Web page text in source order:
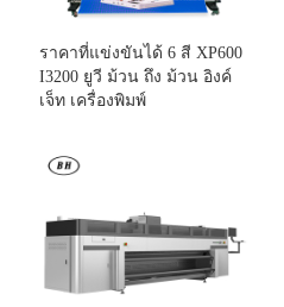
ราคาที่แข่งขันได้ 6 สี XP600
I3200 ยูวี ม้วน ถึง ม้วน อิงค์
เจ็ท เครื่องพิมพ์